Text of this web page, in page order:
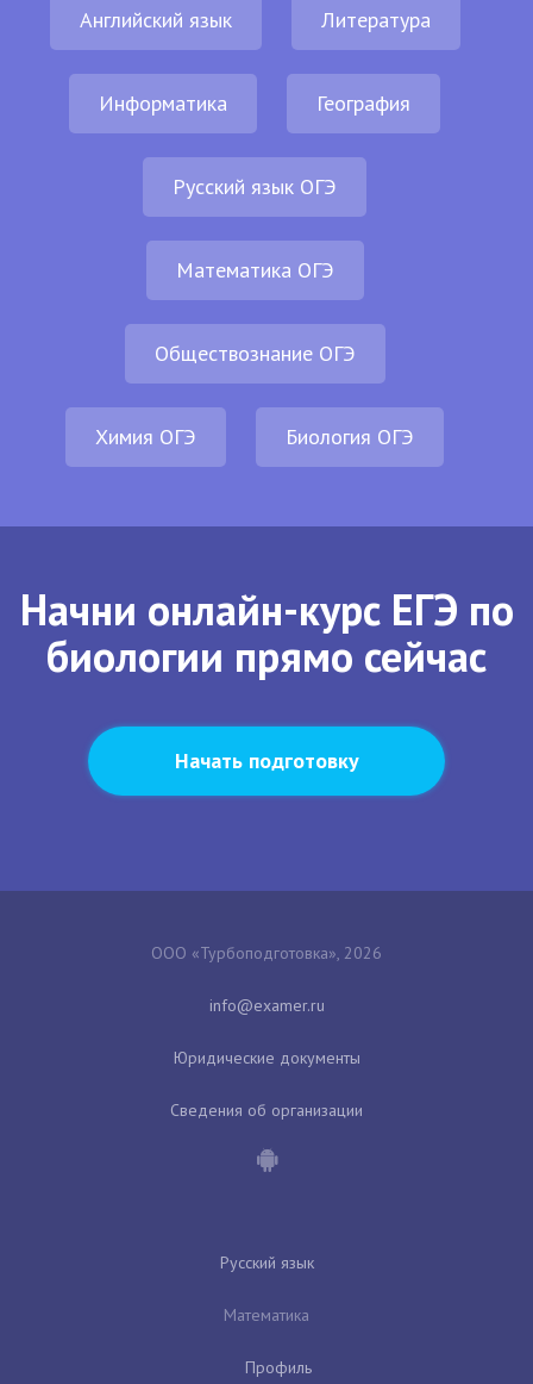
Английский язык Литература
Информатика География
Русский язык ОГЭ
Математика ОГЭ
Обществознание ОГЭ
Химия ОГЭ Биология ОГЭ
Начни онлайн-курс ЕГЭ по
биологии прямо сейчас
Начать подготовку
ООО «Турбоподготовка», 2026
Юридические документы
Сведения об организации
Русский язык
Математика
Профиль